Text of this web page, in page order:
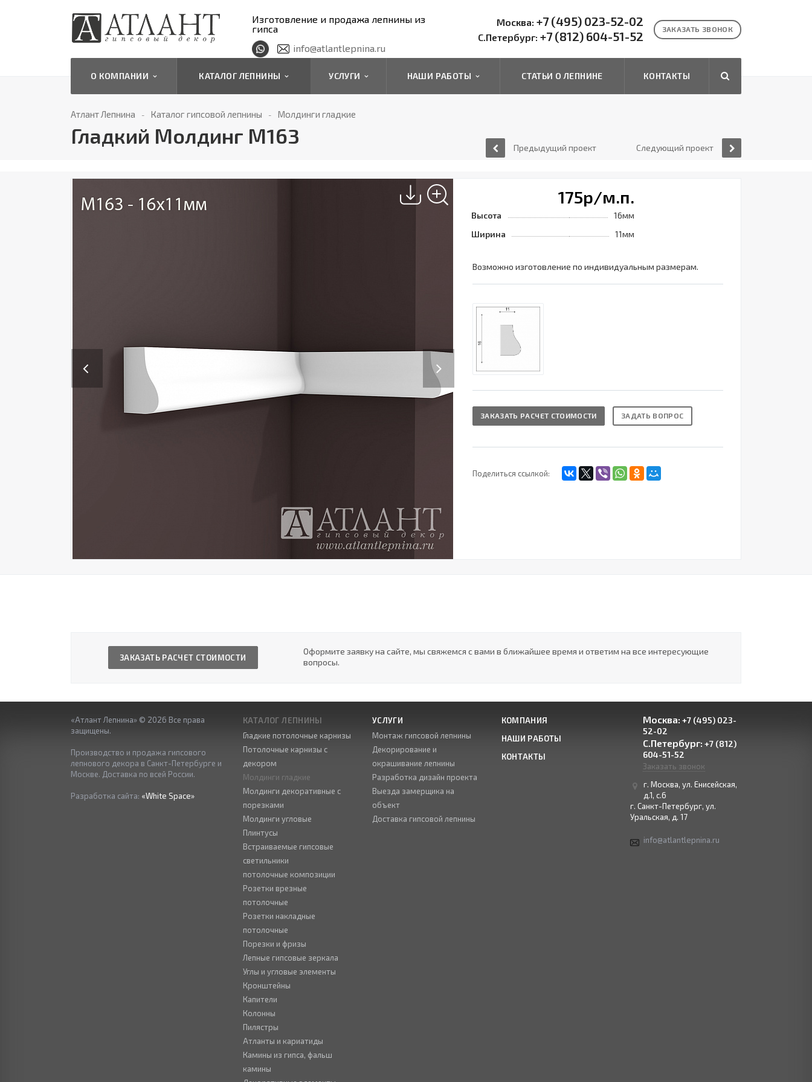
Изготовление и продажа лепнины из
гипса
info@atlantlepnina.ru
ЗАКАЗАТЬ ЗВОНОК
Москва: +7 (495) 023-52-02
С.Петербург: +7 (812) 604-51-52
О КОМПАНИИ КАТАЛОГ ЛЕПНИНЫ УСЛУГИ НАШИ РАБОТЫ СТАТЬИ О ЛЕПНИНЕ КОНТАКТЫ
Атлант Лепнина Каталог гипсовой лепнины Молдинги гладкие
Гладкий Молдинг М163 Предыдущий проект Следующий проект
Next
175р/м.п.
Высота
16мм
Ширина
11мм
Возможно изготовление по индивидуальным размерам.
ЗАКАЗАТЬ РАСЧЕТ СТОИМОСТИ ЗАДАТЬ ВОПРОС
Поделиться ссылкой:
ЗАКАЗАТЬ РАСЧЕТ СТОИМОСТИ
Оформите заявку на сайте, мы свяжемся с вами в ближайшее время и ответим на все интересующие
вопросы.
«Атлант Лепнина» © 2026 Все права
защищены.
Производство и продажа гипсового
лепнового декора в Санкт-Петербурге и
Москве. Доставка по всей России.
Разработка сайта: «White Space»
КАТАЛОГ ЛЕПНИНЫ
Гладкие потолочные карнизы
Потолочные карнизы с
декором
Молдинги гладкие
Молдинги декоративные с
порезками
Молдинги угловые
Плинтусы
Встраиваемые гипсовые
светильники
потолочные композиции
Розетки врезные
потолочные
Розетки накладные
потолочные
Порезки и фризы
Лепные гипсовые зеркала
Углы и угловые элементы
Кронштейны
Капители
Колонны
Пилястры
Атланты и кариатиды
Камины из гипса, фальш
камины
УСЛУГИ
Монтаж гипсовой лепнины
Декорирование и
окрашивание лепнины
Разработка дизайн проекта
Выезда замерщика на
объект
Доставка гипсовой лепнины
КОМПАНИЯ
НАШИ РАБОТЫ
КОНТАКТЫ
Москва: +7 (495) 023-
52-02
С.Петербург: +7 (812)
604-51-52
Заказать звонок
г. Москва, ул. Енисейская,
д.1, с.6
г. Санкт-Петербург, ул.
Уральская, д. 17
info@atlantlepnina.ru